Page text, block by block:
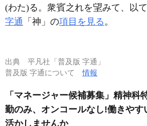
(わた)る。衆
之れを みて、以て
字通 「神」の項目を見る。
出典 平凡社「普及版 字通」
普及版 字通について情報
「マネージャー候補募集」精神科
勤のみ、オンコールなし!働きやす
活かしませんか